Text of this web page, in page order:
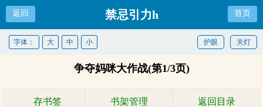
返回 禁忌引力h 首页
关灯
护眼
字体： 大 中 小
争夺妈咪大作战(第1/3页)
存书签 书架管理 返回目录